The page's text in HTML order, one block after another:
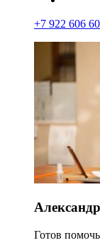
+7 922 606
Александр
Готов